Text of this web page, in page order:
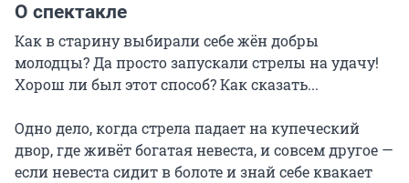
О спектакле
Как в старину выбирали себе жён добры
молодцы? Да просто запускали стрелы на удачу!
Хорош ли был этот способ? Как сказать...
Одно дело, когда стрела падает на купеческий
двор, где живёт богатая невеста, и совсем другое —
если невеста сидит в болоте и знай себе квакает